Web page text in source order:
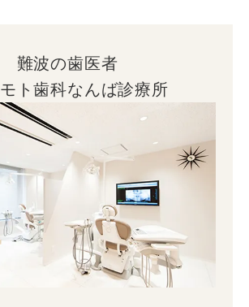
難波の歯医者
ト歯科なんば診療所